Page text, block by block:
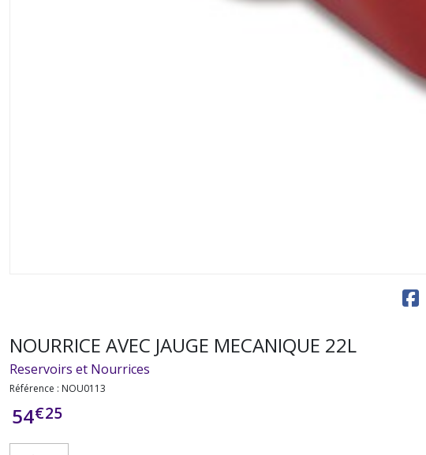
NOURRICE AVEC JAUGE MECANIQUE 22L
Reservoirs et Nourrices
Référence : NOU0113
54€25